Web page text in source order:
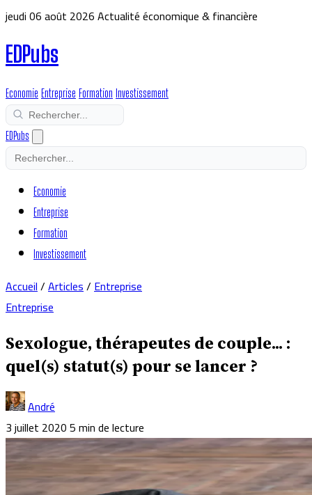
jeudi 06 août 2026Actualité économique & financière
EDPubs
Economie Entreprise Formation Investissement
EDPubs
Economie
Entreprise
Formation
Investissement
Accueil/Articles/Entreprise
Entreprise
Sexologue, thérapeutes de couple... :
quel(s) statut(s) pour se lancer ?
André
3 juillet 20205 min de lecture